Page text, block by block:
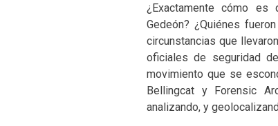
¿Exactamente cómo es
Gedeón? ¿Quiénes
circunstancias que
oficiales de seguridad
movimiento que se
Bellingcat y Forensic
analizando, y